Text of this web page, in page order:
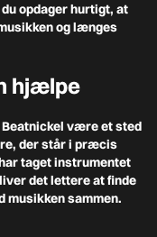
opdager hurtigt, at
og længes
hjælpe
Beatnickel være et sted
der står i præcis
taget instrumentet
det lettere at finde
musikken sammen.